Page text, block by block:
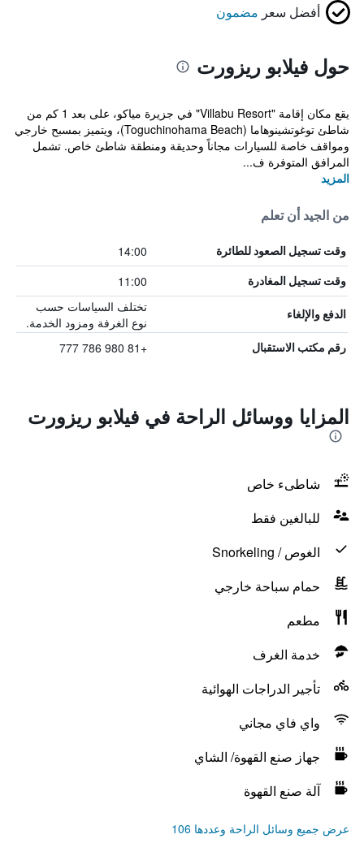
أفضل سعر مضمون
حول فيلابو ريزورت
يقع مكان إقامة "Villabu Resort" في جزيرة مياكو، على بعد 1 كم من
شاطئ توغوتشينوهاما (Toguchinohama Beach)، ويتميز بمسبح خارجي
ومواقف خاصة للسيارات مجاناً وحديقة ومنطقة شاطئ خاص. تشمل
المرافق المتوفرة ف...
المزيد
من الجيد أن تعلم
وقت تسجيل الصعود للطائرة 14:00
وقت تسجيل المغادرة 11:00
الدفع والإلغاء
تختلف السياسات حسب
نوع الغرفة ومزود الخدمة.
رقم مكتب الاستقبال +81 980 786 777
المزايا ووسائل الراحة في فيلابو ريزورت
شاطىء خاص
للبالغين فقط
الغوص / Snorkeling
حمام سباحة خارجي
مطعم
خدمة الغرف
تأجير الدراجات الهوائية
واي فاي مجاني
جهاز صنع القهوة/ الشاي
آلة صنع القهوة
عرض جميع وسائل الراحة وعددها 106